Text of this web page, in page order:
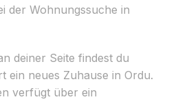
der Wohnungssuche in
deiner Seite findest du
ein neues Zuhause in Ordu.
verfügt über ein